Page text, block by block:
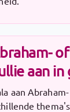
of
aan in
aan